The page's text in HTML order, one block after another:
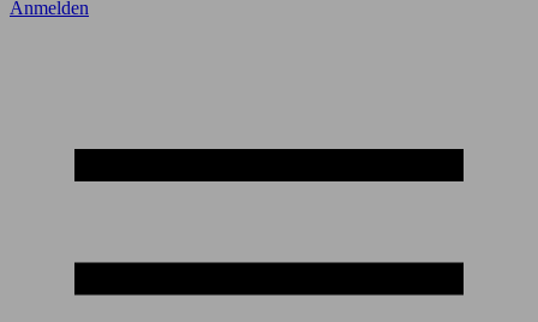
Anmelden